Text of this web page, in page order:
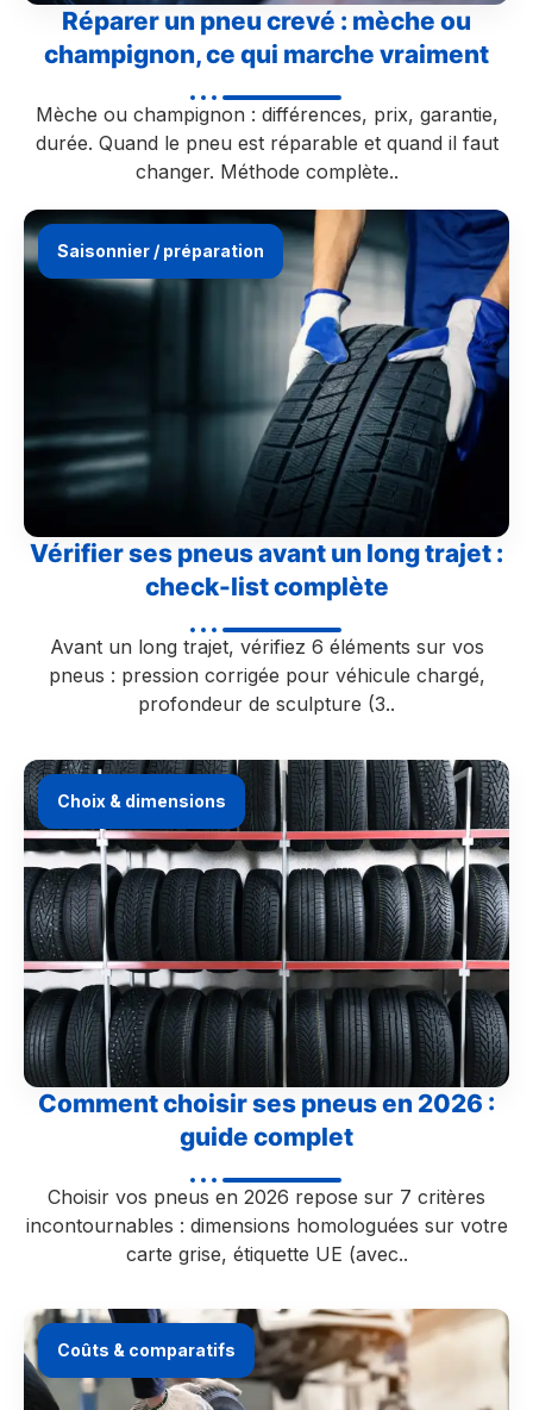
Réparer un pneu crevé : mèche ou
champignon, ce qui marche vraiment
Mèche ou champignon : différences, prix, garantie,
durée. Quand le pneu est réparable et quand il faut
changer. Méthode complète..
Saisonnier / préparation
Vérifier ses pneus avant un long trajet :
check-list complète
Avant un long trajet, vérifiez 6 éléments sur vos
pneus : pression corrigée pour véhicule chargé,
profondeur de sculpture (3..
Choix & dimensions
Comment choisir ses pneus en 2026 :
guide complet
Choisir vos pneus en 2026 repose sur 7 critères
incontournables : dimensions homologuées sur votre
carte grise, étiquette UE (avec..
Coûts & comparatifs